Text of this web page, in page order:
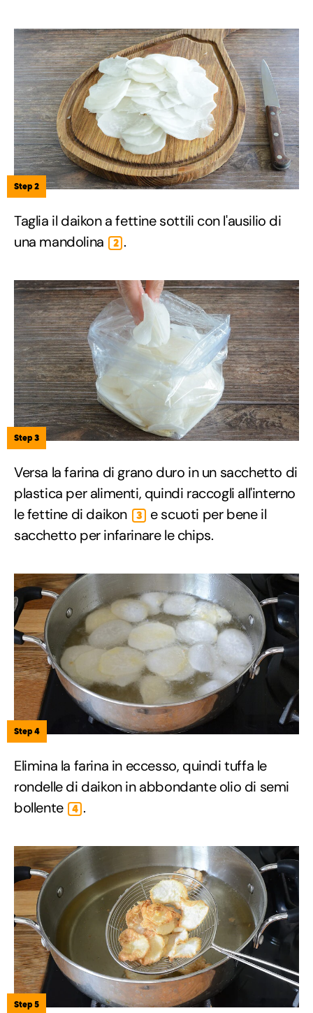
Step 2
Taglia il daikon a fettine sottili con l'ausilio di
una mandolina
2 .
Step 3
Versa la farina di grano duro in un sacchetto di
plastica per alimenti, quindi raccogli all'interno
le fettine di daikon
3
e scuoti per bene il
sacchetto per infarinare le chips.
Step 4
Elimina la farina in eccesso, quindi tuffa le
rondelle di daikon in abbondante olio di semi
bollente
4 .
Step 5